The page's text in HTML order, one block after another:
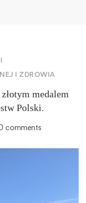
I ZDROWIA
medalem
Polski.
comments